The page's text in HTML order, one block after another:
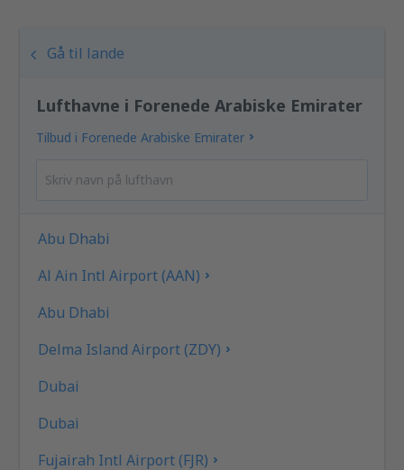
Gå til lande
Lufthavne i Forenede Arabiske Emirater
Tilbud i Forenede Arabiske Emirater
Abu Dhabi
Al Ain Intl Airport (AAN)
Abu Dhabi
Delma Island Airport (ZDY)
Dubai
Dubai
Fujairah Intl Airport (FJR)